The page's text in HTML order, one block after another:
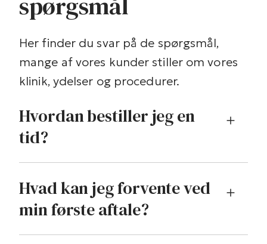
Her finder du svar på de spørgsmål,
mange af vores kunder stiller om vores
klinik, ydelser og procedurer.
Hvordan bestiller jeg en
tid?
Hvad kan jeg forvente ved
min første aftale?